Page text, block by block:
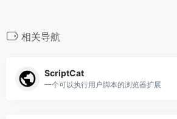
相关导航
ScriptCat
一个可以执行用户脚本的浏览器扩展